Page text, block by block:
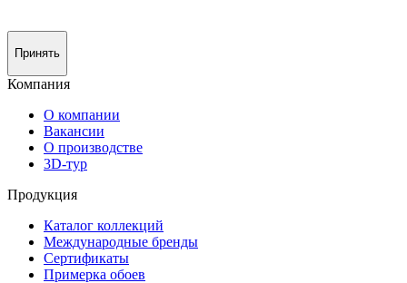
Принять
Компания
О компании
Вакансии
О производстве
3D-тур
Продукция
Каталог коллекций
Международные бренды
Сертификаты
Примерка обоев